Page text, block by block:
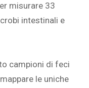
misurare 33
intestinali e
campioni di feci
le uniche